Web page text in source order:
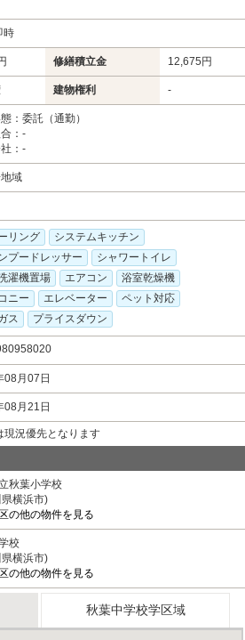
時
修繕積立金 12,675円
建物権利 -
：委託（通勤）
：-
：-
域
リング
システムキッチン
プードレッサー
シャワートイレ
濯機置場
エアコン
浴室乾燥機
ニー
エレベーター
ペット対応
ス
プライスダウン
08月07日
08月21日
況優先となります
秋葉小学校
横浜市)
の他の物件を見る
校
横浜市)
の他の物件を見る
秋葉中学校学区域